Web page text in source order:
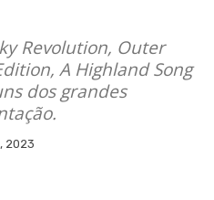
Revolution, Outer
A Highland Song
dos grandes
2023